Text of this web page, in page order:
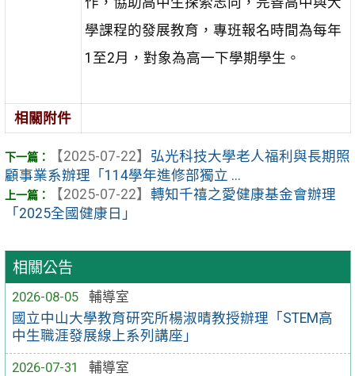
相關公告
2026-08-05
輔導室
國立中山大學教育研究所楊淑晴教授辦理「STEM高
中生職涯發展線上系列講座」
2026-07-31
輔導室
學課程的發展教育，專班報名時間為每年
1至2月，對象為高一下學期學生。
相關附件
【2025-07-22】 弘光科技大學老人福利與長期照
顧事業系辦理「114學年進修部獨立 ...
【2025-07-22】 轉知千禧之愛健康基金會辦理
「2025全國健康日」